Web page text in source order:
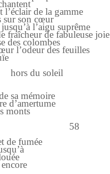
l’éclair de la gamme
sur son cœur
l’aigu suprême
fraîcheur de fabuleuse joie
des colombes
l’odeur des feuilles
soleil
mémoire
d’amertume
monts
58
fumée